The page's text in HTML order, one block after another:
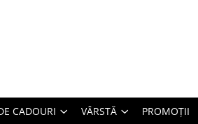
CADOURI VÂRSTĂ PROMOȚII